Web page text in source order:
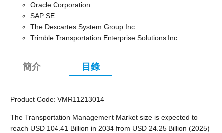
Oracle Corporation
SAP SE
The Descartes System Group Inc
Trimble Transportation Enterprise Solutions Inc
簡介 目錄
Product Code: VMR11213014
The Transportation Management Market size is expected to
reach USD 104.41 Billion in 2034 from USD 24.25 Billion (2025)